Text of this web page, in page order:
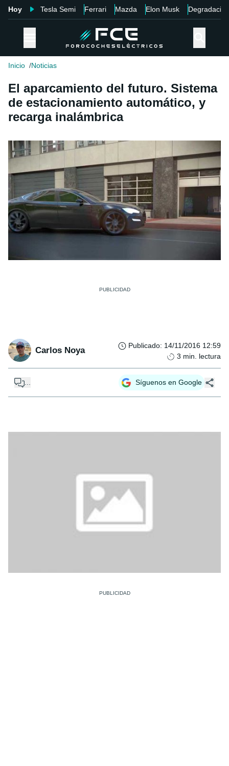
Hoy Tesla Semi Ferrari Mazda Elon Musk Degradación
Inicio Noticias
El aparcamiento del futuro. Sistema
de estacionamiento automático, y
recarga inalámbrica
Carlos Noya Publicado: 14/11/2016 12:59
3 min. lectura
... Síguenos en Google